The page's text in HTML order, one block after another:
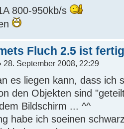
800-950kb/s
Fluch 2.5 ist fertig
28. September 2008, 22:29
es liegen kann, dass ich
den Objekten sind
Bildschirm ... ^^
habe ich soeinen